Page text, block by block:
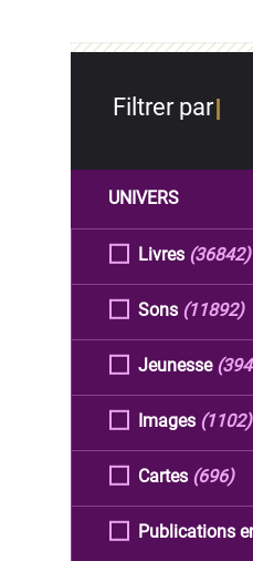
Filtrer par
UNIVERS
Livres (36842)
Sons (11892)
Jeunesse
Images (1102)
Cartes (696)
Publications